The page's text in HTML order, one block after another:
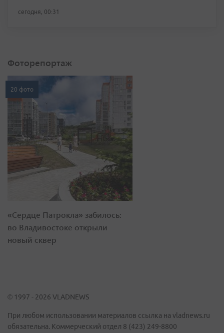
сегодня, 00:31
Фоторепортаж
20 фото
«Сердце Патрокла» забилось:
во Владивостоке открыли
новый сквер
© 1997 - 2026 VLADNEWS
При любом использовании материалов ссылка на vladnews.ru
обязательна. Коммерческий отдел 8 (423) 249-8800